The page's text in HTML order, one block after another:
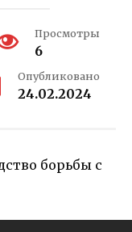
Просмотры
6
Опубликовано
24.02.2024